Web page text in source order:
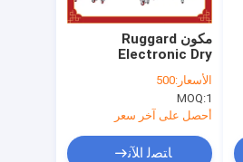
مكون Ruggard
Electronic Dry
الزجاج 540L
الأسعار:500
MOQ:1
أحصل على آخر سعر
ﺎﺘﺼﻟ ﺍﻶﻧ